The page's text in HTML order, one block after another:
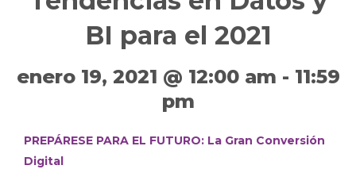
BI para el 2021
enero 19, 2021 @ 12:00 am - 11:59
pm
PREPÁRESE PARA EL FUTURO: La Gran Conversión
Digital